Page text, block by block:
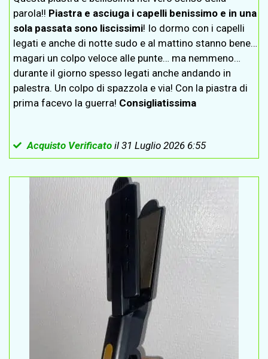
parola!! Piastra e asciuga i capelli benissimo e in una
sola passata sono liscissimi! Io dormo con i capelli
legati e anche di notte sudo e al mattino stanno bene…
magari un colpo veloce alle punte… ma nemmeno…
durante il giorno spesso legati anche andando in
palestra. Un colpo di spazzola e via! Con la piastra di
prima facevo la guerra! Consigliatissima
Acquisto Verificatoil 31 Luglio 2026 6:55